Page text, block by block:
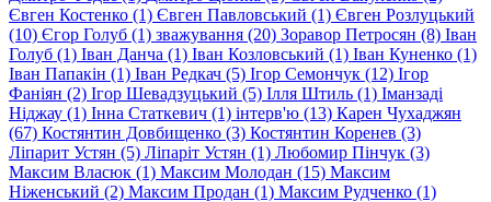
Євген Костенко (1) Євген Павловський (1) Євген Розлуцький
(10) Єгор Голуб (1) зважування (20) Зоравор Петросян (8) Іван
Голуб (1) Іван Данча (1) Іван Козловський (1) Іван Куненко (1)
Іван Папакін (1) Іван Редкач (5) Ігор Семончук (12) Ігор
Фаніян (2) Ігор Шевадзуцький (5) Ілля Штиль (1) Іманзаді
Нiджау (1) Інна Статкевич (1) інтерв'ю (13) Карен Чухаджян
(67) Костянтин Довбищенко (3) Костянтин Коренев (3)
Ліпарит Устян (5) Ліпаріт Устян (1) Любомир Пінчук (3)
Максим Власюк (1) Максим Молодан (15) Максим
Ніженський (2) Максим Продан (1) Максим Рудченко (1)